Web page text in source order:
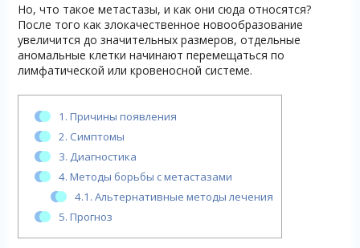
Но, что такое метастазы, и как они сюда относятся?
После того как злокачественное новообразование
увеличится до значительных размеров, отдельные
аномальные клетки начинают перемещаться по
лимфатической или кровеносной системе.
1. Причины появления
2. Симптомы
3. Диагностика
4. Методы борьбы с метастазами
4.1. Альтернативные методы лечения
5. Прогноз